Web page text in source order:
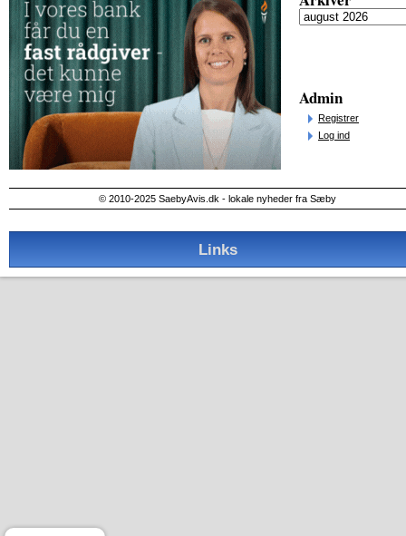
Admin
Registrer
Log ind
© 2010-2025 SaebyAvis.dk - lokale nyheder fra Sæby
Links